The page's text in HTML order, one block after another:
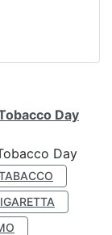
Day
Day